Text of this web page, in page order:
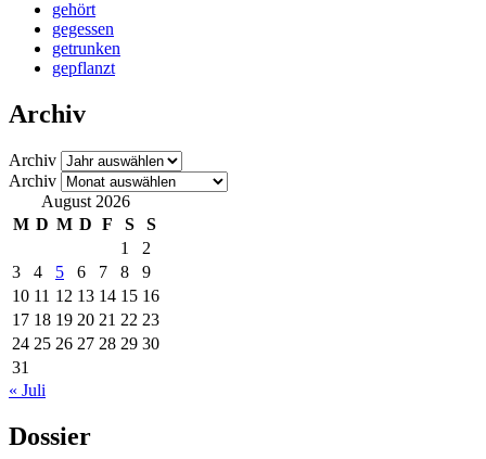
gehört
gegessen
getrunken
gepflanzt
Archiv
Archiv
Archiv
August 2026
M D M D F S
S
1
2
3
4 5 6 7 8
9
10 11 12 13 14 15 16
17 18 19 20 21 22 23
24 25 26 27 28 29 30
31
« Juli
Dossier